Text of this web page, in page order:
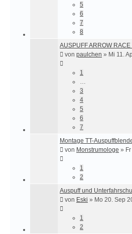
5
6
7
8
AUSPUFF ARROW RACE
von paulchen » Mi 11.
1
3
4
5
6
7
Montage TT-
von Monstrumologe »
1
2
Auspuff und
von Eski » Mo 20. Sep
1
2